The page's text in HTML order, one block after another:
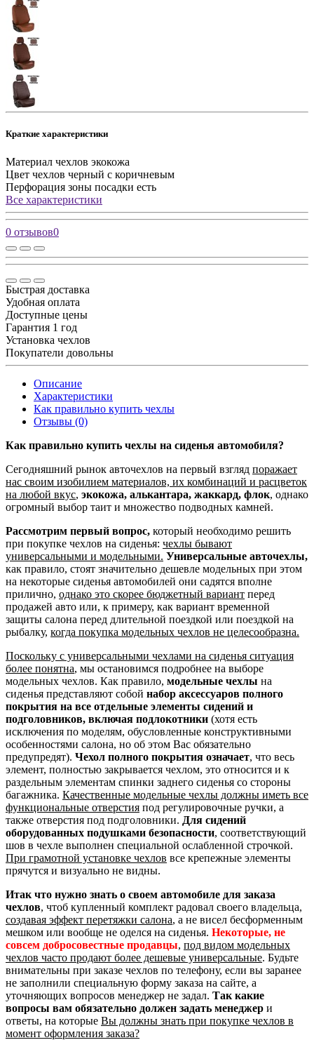
Краткие характеристики
Материал чехлов экокожа
Цвет чехлов черный с коричневым
Перфорация зоны посадки есть
Все характеристики
0 отзывов0
Быстрая доставка
Удобная оплата
Доступные цены
Гарантия 1 год
Установка чехлов
Покупатели довольны
Описание
Характеристики
Как правильно купить чехлы
Отзывы (0)
Как правильно купить чехлы на сиденья автомобиля?
Сегодняшний рынок авточехлов на первый взгляд поражает
нас своим изобилием материалов, их комбинаций и расцветок
на любой вкус, экокожа, алькантара, жаккард, флок, однако
огромный выбор таит и множество подводных камней.
Рассмотрим первый вопрос, который необходимо решить
при покупке чехлов на сиденья: чехлы бывают
универсальными и модельными. Универсальные авточехлы,
как правило, стоят значительно дешевле модельных при этом
на некоторые сиденья автомобилей они садятся вполне
прилично, однако это скорее бюджетный вариант перед
продажей авто или, к примеру, как вариант временной
защиты салона перед длительной поездкой или поездкой на
рыбалку, когда покупка модельных чехлов не целесообразна.
Поскольку с универсальными чехлами на сиденья ситуация
более понятна, мы остановимся подробнее на выборе
модельных чехлов. Как правило, модельные чехлы на
сиденья представляют собой набор аксессуаров полного
покрытия на все отдельные элементы сидений и
подголовников, включая подлокотники (хотя есть
исключения по моделям, обусловленные конструктивными
особенностями салона, но об этом Вас обязательно
предупредят). Чехол полного покрытия означает, что весь
элемент, полностью закрывается чехлом, это относится и к
раздельным элементам спинки заднего сиденья со стороны
багажника. Качественные модельные чехлы должны иметь все
функциональные отверстия под регулировочные ручки, а
также отверстия под подголовники. Для сидений
оборудованных подушками безопасности, соответствующий
шов в чехле выполнен специальной ослабленной строчкой.
При грамотной установке чехлов все крепежные элементы
прячутся и визуально не видны.
Итак что нужно знать о своем автомобиле для заказа
чехлов, чтоб купленный комплект радовал своего владельца,
создавая эффект перетяжки салона, а не висел бесформенным
мешком или вообще не оделся на сиденья. Некоторые, не
совсем добросовестные продавцы, под видом модельных
чехлов часто продают более дешевые универсальные. Будьте
внимательны при заказе чехлов по телефону, если вы заранее
не заполнили специальную форму заказа на сайте, а
уточняющих вопросов менеджер не задал. Так какие
вопросы вам обязательно должен задать менеджер и
ответы, на которые Вы должны знать при покупке чехлов в
момент оформления заказа?